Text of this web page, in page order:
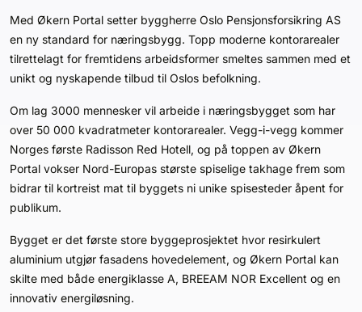
Tips redaksjonen
Annonsering
Abonnere magasin
Abonnement Pluss
Kontakt oss
Login
Med Økern Portal setter byggherre Oslo Pensjonsforsikring AS
en ny standard for næringsbygg. Topp moderne kontorarealer
tilrettelagt for fremtidens arbeidsformer smeltes sammen med et
unikt og nyskapende tilbud til Oslos befolkning.
Om lag 3000 mennesker vil arbeide i næringsbygget som har
over 50 000 kvadratmeter kontorarealer. Vegg-i-vegg kommer
Norges første Radisson Red Hotell, og på toppen av Økern
Portal vokser Nord-Europas største spiselige takhage frem som
bidrar til kortreist mat til byggets ni unike spisesteder åpent for
publikum.
Bygget er det første store byggeprosjektet hvor resirkulert
aluminium utgjør fasadens hovedelement, og Økern Portal kan
skilte med både energiklasse A, BREEAM NOR Excellent og en
innovativ energiløsning.